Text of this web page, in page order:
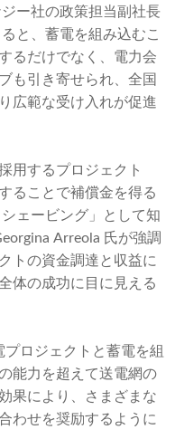
ー社の政策担当副社長
と、蓄電を組み込むこ
るだけでなく、電力会
も引き寄せられ、全国
広範な受け入れが促進
用するプロジェクト
ることで補償金を得る
ェービング」として知
Arreola 氏が強調
トの資金調達と収益に
体の成功に目に見える
ロジェクトと蓄電を組
能力を超えて送電網の
果により、さまざまな
わせを奨励するように